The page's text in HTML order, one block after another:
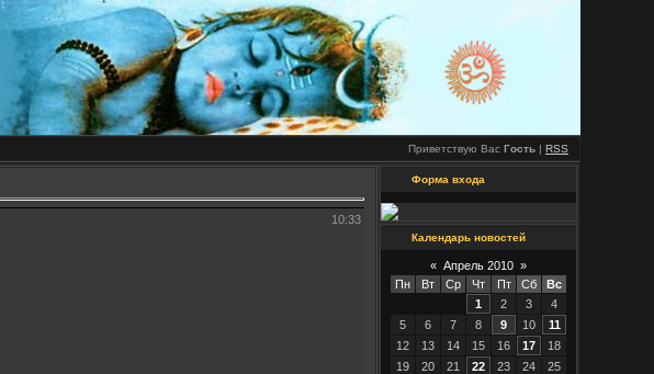
Приветствую Вас Гость | RSS
10:33
Форма входа
Календарь новостей
« Апрель 2010 »
Пн
Вт Ср Чт Пт Сб
Вс
1
2 3
4
5
6 7 8 9 10
11
12
13 14 15 16 17
18
19
20 21 22 23 24
25